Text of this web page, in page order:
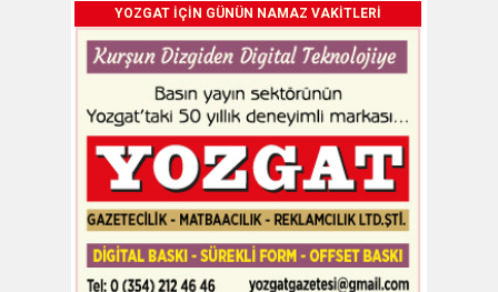
YOZGAT İÇİN GÜNÜN NAMAZ VAKİTLERİ